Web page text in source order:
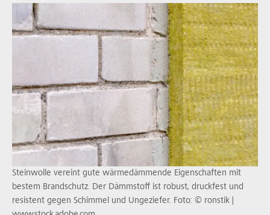
Steinwolle vereint gute wärmedämmende Eigenschaften mit
bestem Brandschutz. Der Dämmstoff ist robust, druckfest und
resistent gegen Schimmel und Ungeziefer. Foto: © ronstik |